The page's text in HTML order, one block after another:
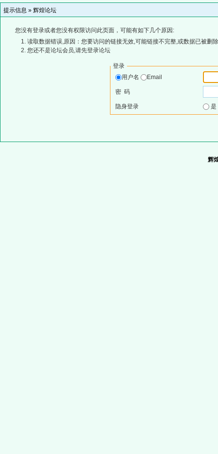
提示信息 » 辉煌论坛
您没有登录或者您没有权限访问此页面，可能有如下几个原因:
读取数据错误,原因：您要访问的链接无效,可能链接不完整,或数据已被删
您还不是论坛会员,请先登录论坛
登录
用户名
Email
密 码
隐身登录
辉